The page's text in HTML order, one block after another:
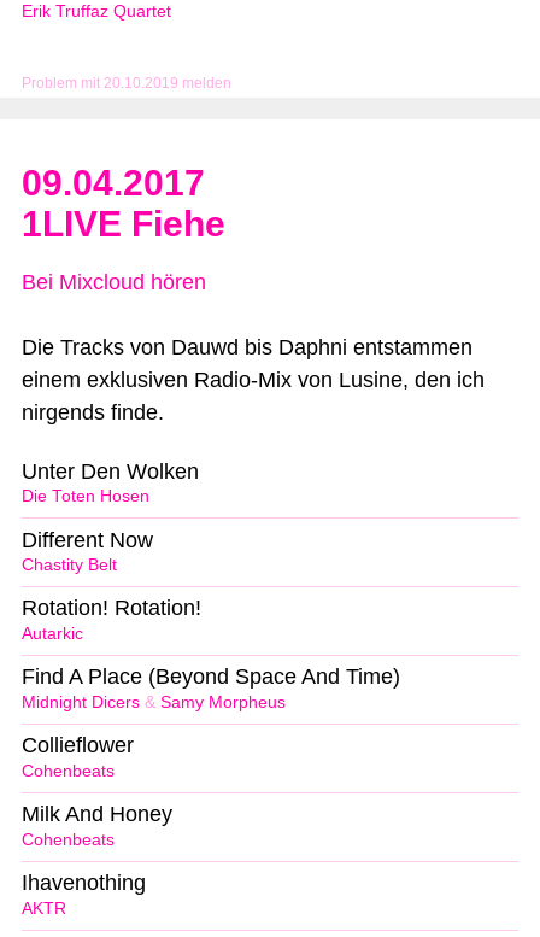
Problem mit 20.10.2019 melden
Erik Truffaz Quartet
09.04.2017
1LIVE Fiehe
Bei Mixcloud hören
Die Tracks von Dauwd bis Daphni entstammen
einem exklusiven Radio-Mix von Lusine, den ich
nirgends finde.
Die Toten Hosen
Unter Den Wolken
Chastity Belt
Different Now
Autarkic
Rotation! Rotation!
Midnight Dicers & Samy Morpheus
Find A Place (Beyond Space And Time)
Cohenbeats
Collieflower
Cohenbeats
Milk And Honey
AKTR
Ihavenothing